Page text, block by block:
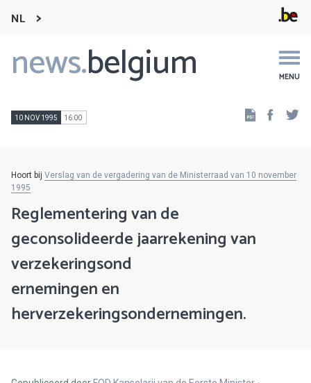
NL
news.belgium MENU
Main
navigation
10 NOV 1995 16:00
Hoort bij Verslag van de vergadering van de Ministerraad van 10 november
1995
Reglementering van de
geconsolideerde jaarrekening van
verzekeringsond
ernemingen en
herverzekeringsondernemingen.